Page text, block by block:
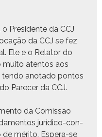
Pres­i­dente da CCJ
da CCJ se fez
Ele e o Rela­tor do
muito aten­tos aos
ano­ta­do pon­tos
Pare­cer da CCJ.
da Comis­são
jurídi­co-con­
méri­to. Espera-se